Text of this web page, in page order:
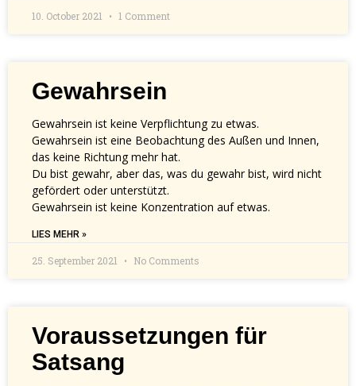
10. October 2021 1 Comment
Gewahrsein
Gewahrsein ist keine Verpflichtung zu etwas.
Gewahrsein ist eine Beobachtung des Außen und Innen,
das keine Richtung mehr hat.
Du bist gewahr, aber das, was du gewahr bist, wird nicht
gefördert oder unterstützt.
Gewahrsein ist keine Konzentration auf etwas.
LIES MEHR »
25. September 2021 No Comments
Voraussetzungen für
Satsang